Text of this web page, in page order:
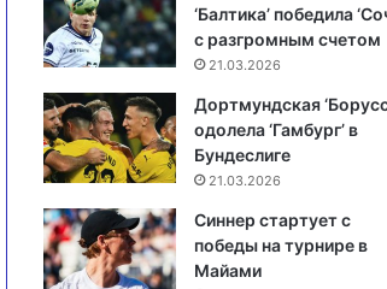
‘Балтика’ победила
с разгромным счетом
21.03.2026
Дортмундская
одолела ‘Гамбург’ в
Бундеслиге
21.03.2026
Синнер стартует с
победы на турнире в
Майами